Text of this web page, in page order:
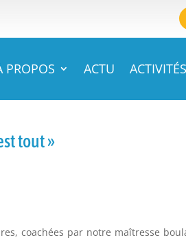
PROPOS ACTU ACTIVITÉS
tout »
coachées par notre maîtresse